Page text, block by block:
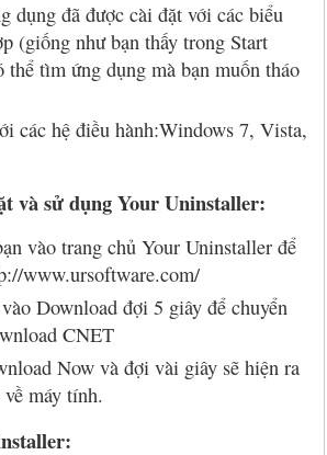
dụng đã được cài đặt với các biểu
(giống như bạn thấy trong Start
thể tìm ứng dụng mà bạn muốn tháo
các hệ điều hành:Windows 7, Vista,
và sử dụng Your Uninstaller:
vào trang chủ Your Uninstaller để
www.ursoftware.com/
Download đợi 5 giây để chuyển
CNET
Now và đợi vài giây sẽ hiện ra
về máy tính.